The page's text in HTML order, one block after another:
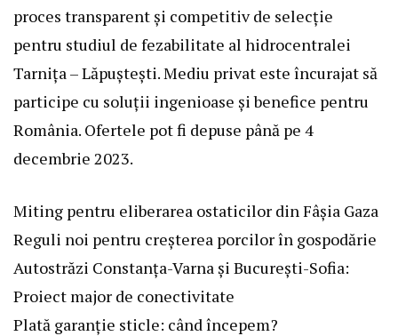
proces transparent și competitiv de selecție
pentru studiul de fezabilitate al hidrocentralei
Tarnița – Lăpuștești. Mediu privat este încurajat să
participe cu soluții ingenioase și benefice pentru
România. Ofertele pot fi depuse până pe 4
decembrie 2023.
Miting pentru eliberarea ostaticilor din Fâșia Gaza
Reguli noi pentru creșterea porcilor în gospodărie
Autostrăzi Constanța-Varna și București-Sofia:
Proiect major de conectivitate
Plată garanție sticle: când începem?